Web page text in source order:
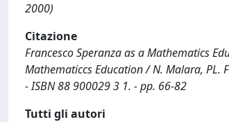
2000)
Citazione
Francesco Speranza as a Mathematics
Mathematiccs Education / N. Malara, PL.
- ISBN 88 900029 3 1. - pp. 66-82
Tutti gli autori